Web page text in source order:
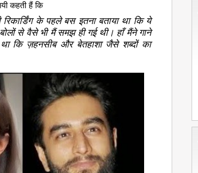
कहती हैं कि
के पहले बस इतना बताया था कि ये
से वैसे भी मैं समझ ही गई थी। हाँ मैंने गाने
कि ज़हनसीब और बेतहाशा जैसे शब्दों का